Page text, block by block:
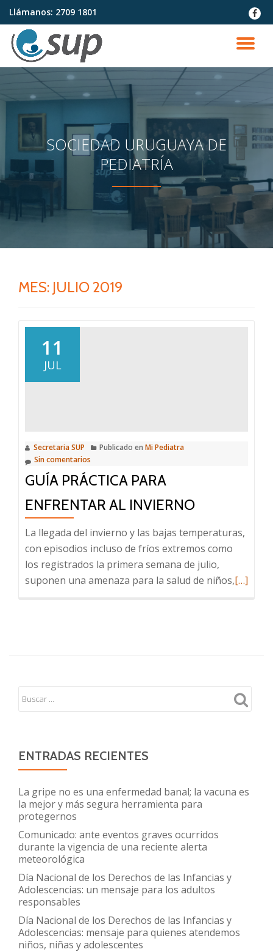
Saltar
contenido
Llámanos: 2709 1801
fa-
SOCIEDAD URUGUAYA DE
PEDIATRÍA
MES: JULIO 2019
11
JUL
Secretaria SUP Publicado en Mi Pediatra
Sin comentarios
GUÍA PRÁCTICA PARA
ENFRENTAR AL INVIERNO
La llegada del invierno y las bajas temperaturas,
con episodios incluso de fríos extremos como
los registrados la primera semana de julio,
suponen una amenaza para la salud de niños,Leer
para
al
invierno
[…]
ENTRADAS RECIENTES
La gripe no es una enfermedad banal; la vacuna es
la mejor y más segura herramienta para
protegernos
Comunicado: ante eventos graves ocurridos
durante la vigencia de una reciente alerta
meteorológica
Día Nacional de los Derechos de las Infancias y
Adolescencias: un mensaje para los adultos
responsables
Día Nacional de los Derechos de las Infancias y
Adolescencias: mensaje para quienes atendemos
niños, niñas y adolescentes